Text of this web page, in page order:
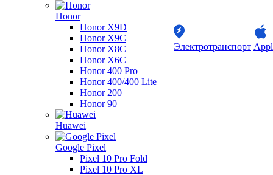
Honor
Honor X9D
Honor X9C
Honor X8C
Honor X6C
Honor 400 Pro
Honor 400/400 Lite
Honor 200
Honor 90
Huawei
Google Pixel
Pixel 10 Pro Fold
Pixel 10 Pro XL
Электротранспорт